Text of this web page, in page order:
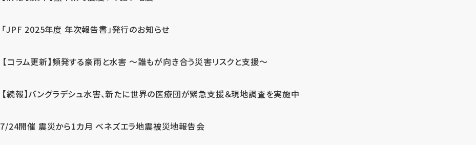
「JPF 2025年度 年次報告書」発行のお知らせ
【コラム更新】頻発する豪雨と水害 ～誰もが向き合う災害リスクと支援～
【続報】バングラデシュ水害、新たに世界の医療団が緊急支援＆現地調査を実施中
7/24開催 震災から1カ月 ベネズエラ地震被災地報告会